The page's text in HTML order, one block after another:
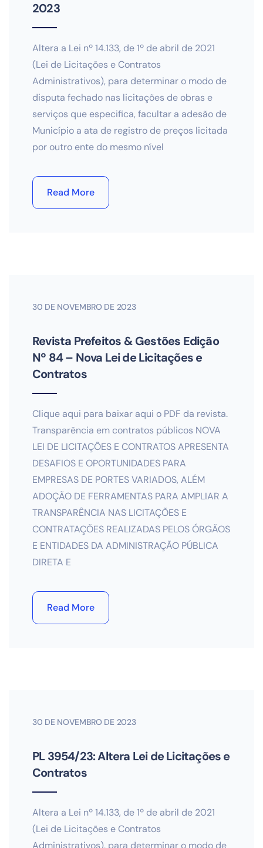
2023
Altera a Lei nº 14.133, de 1º de abril de 2021
(Lei de Licitações e Contratos
Administrativos), para determinar o modo de
disputa fechado nas licitações de obras e
serviços que especifica, facultar a adesão de
Município a ata de registro de preços licitada
por outro ente do mesmo nível
Read More
30 DE NOVEMBRO DE 2023
Revista Prefeitos & Gestões Edição
Nº 84 – Nova Lei de Licitações e
Contratos
Clique aqui para baixar aqui o PDF da revista.
Transparência em contratos públicos NOVA
LEI DE LICITAÇÕES E CONTRATOS APRESENTA
DESAFIOS E OPORTUNIDADES PARA
EMPRESAS DE PORTES VARIADOS, ALÉM
ADOÇÃO DE FERRAMENTAS PARA AMPLIAR A
TRANSPARÊNCIA NAS LICITAÇÕES E
CONTRATAÇÕES REALIZADAS PELOS ÓRGÃOS
E ENTIDADES DA ADMINISTRAÇÃO PÚBLICA
DIRETA E
Read More
30 DE NOVEMBRO DE 2023
PL 3954/23: Altera Lei de Licitações e
Contratos
Altera a Lei nº 14.133, de 1º de abril de 2021
(Lei de Licitações e Contratos
Administrativos), para determinar o modo de